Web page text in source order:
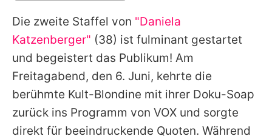
Alle Themen auf Promiflash
Jobs
App runterladen
Team
Redaktionelle Richtlinien
Die zweite Staffel von "Daniela
Katzenberger" (38) ist fulminant gestartet
und begeistert das Publikum! Am
Freitagabend, den 6. Juni, kehrte die
berühmte Kult-Blondine mit ihrer Doku-Soap
zurück ins Programm von VOX und sorgte
direkt für beeindruckende Quoten. Während